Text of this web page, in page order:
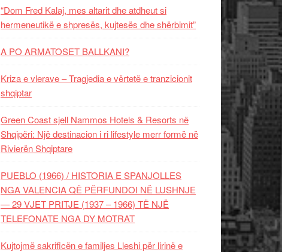
“Dom Fred Kalaj, mes altarit dhe atdheut si
hermeneutikë e shpresës, kujtesës dhe shërbimit”
A PO ARMATOSET BALLKANI?
Kriza e vlerave – Tragjedia e vërtetë e tranzicionit
shqiptar
Green Coast sjell Nammos Hotels & Resorts në
Shqipëri: Një destinacion i ri lifestyle merr formë në
Rivierën Shqiptare
PUEBLO (1966) / HISTORIA E SPANJOLLES
NGA VALENCIA QË PËRFUNDOI NË LUSHNJE
— 29 VJET PRITJE (1937 – 1966) TË NJË
TELEFONATE NGA DY MOTRAT
Kujtojmë sakrificën e familjes Lleshi për lirinë e